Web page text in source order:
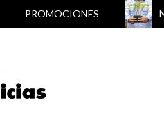
PROMOCIONES